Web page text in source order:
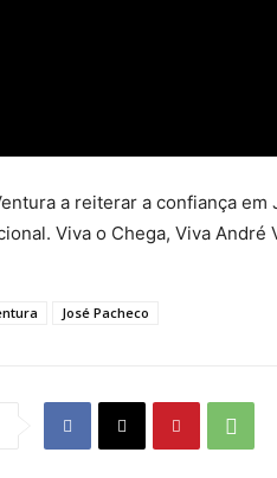
a reiterar a confiança
Viva o Chega, Viva
José Pacheco